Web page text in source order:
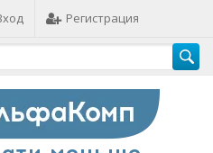
Регистрация